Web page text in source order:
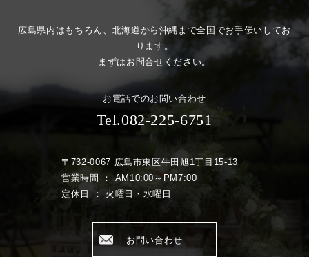
広島県内はもちろん、北海道から沖縄まで全国でお手伝いしてお
ります。
まずはお問合せください。
お電話でのお問い合わせ
Tel.082-225-6751
〒732-0067 広島市東区牛田旭1丁目15-13
営業時間 ： AM10:00～PM7:00
定休日 ： 火曜日・水曜日
お問い合わせ